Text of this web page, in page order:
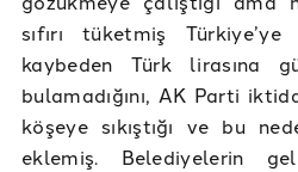
sıfırı tüketmiş
kaybeden Türk lirasına
bulamadığını, AK Parti
köşeye sıkıştığı ve bu
eklemiş. Belediyelerin